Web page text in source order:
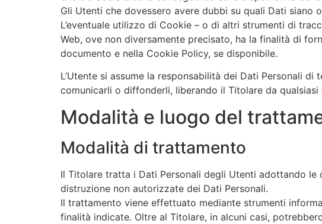
Gli Utenti che dovessero avere dubbi su quali Dati
L’eventuale utilizzo di Cookie – o di altri strumenti di
Web, ove non diversamente precisato, ha la finalità di
documento e nella Cookie Policy, se disponibile.
L’Utente si assume la responsabilità dei Dati Personali
comunicarli o diffonderli, liberando il Titolare da
Modalità e luogo del
Modalità di trattamento
Il Titolare tratta i Dati Personali degli Utenti adottando le
distruzione non autorizzate dei Dati Personali.
Il trattamento viene effettuato mediante strumenti
finalità indicate. Oltre al Titolare, in alcuni casi,